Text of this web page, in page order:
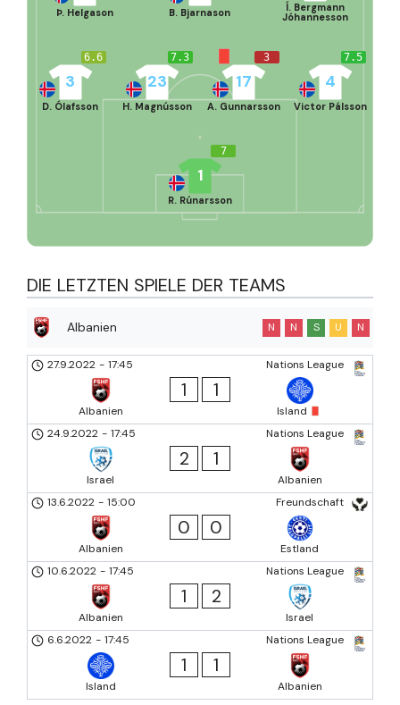
7
1
R. Rúnarsson
6.6
3
D. Ólafsson
7.3
23
H. Magnússon
3
17
A. Gunnarsson
7.5
4
Victor Pálsson
Þ. Helgason B. Bjarnason Í. Bergmann
Jóhannesson
DIE LETZTEN SPIELE DER TEAMS
Albanien N N S U N
Nations League
27.9.2022 - 17:45
Albanien
1 1
Island
Nations League
24.9.2022 - 17:45
Israel
2 1
Albanien
Freundschaft
13.6.2022 - 15:00
Albanien
0 0
Estland
Nations League
10.6.2022 - 17:45
Albanien
1 2
Israel
Nations League
6.6.2022 - 17:45
Island
1 1
Albanien